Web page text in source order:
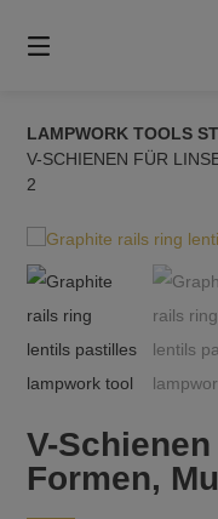
zum
Inhalt
LAMPWORK TOOLS
V-SCHIENEN FÜR
2
V-
Formen,